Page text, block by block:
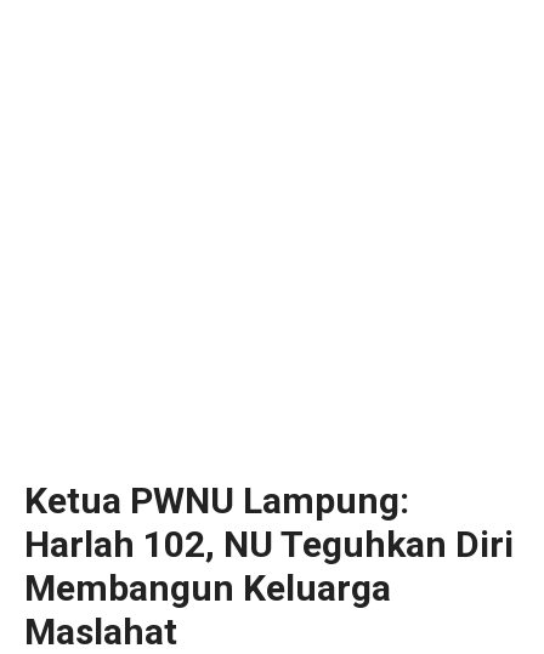
Ketua PWNU Lampung:
Harlah 102, NU Teguhkan Diri
Membangun Keluarga
Maslahat